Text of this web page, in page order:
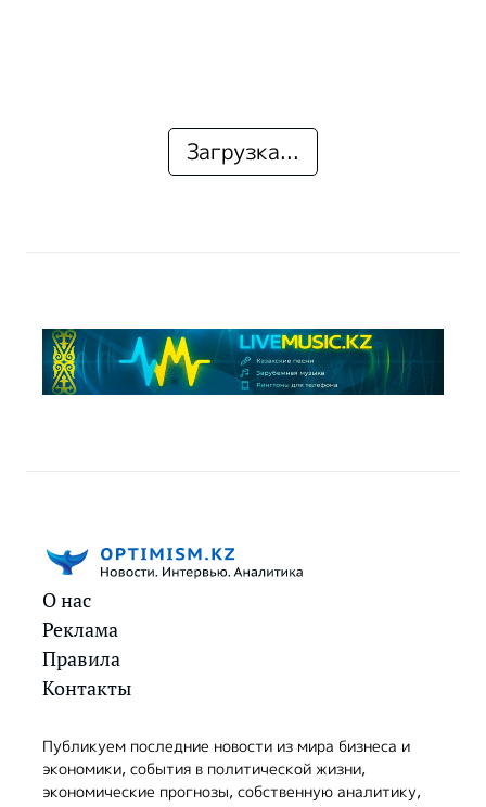
Загрузка...
О нас
Реклама
Правила
Контакты
Публикуем последние новости из мира бизнеса и
экономики, события в политической жизни,
экономические прогнозы, собственную аналитику,